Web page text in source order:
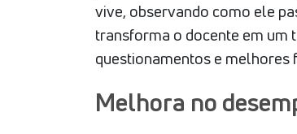
vive, observando como ele
transforma o docente em um
questionamentos e melhores
Melhora no